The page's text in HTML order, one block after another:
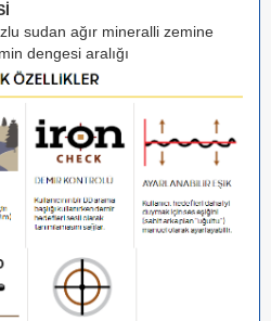
sudan ağır mineralli zemine
dengesi aralığı